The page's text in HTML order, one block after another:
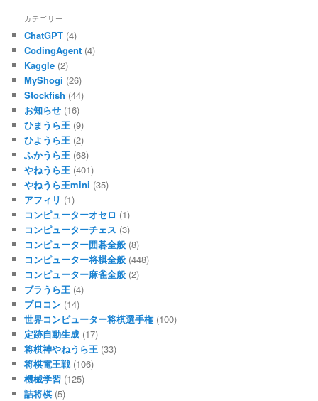
カテゴリー
ChatGPT (4)
CodingAgent (4)
Kaggle (2)
MyShogi (26)
Stockfish (44)
お知らせ (16)
ひまうら王 (9)
ひようら王 (2)
ふかうら王 (68)
やねうら王 (401)
やねうら王mini (35)
アフィリ (1)
コンピューターオセロ (1)
コンピューターチェス (3)
コンピューター囲碁全般 (8)
コンピューター将棋全般 (448)
コンピューター麻雀全般 (2)
ブラうら王 (4)
プロコン (14)
世界コンピューター将棋選手権(100)
定跡自動生成 (17)
将棋神やねうら王 (33)
将棋電王戦 (106)
機械学習 (125)
詰将棋 (5)